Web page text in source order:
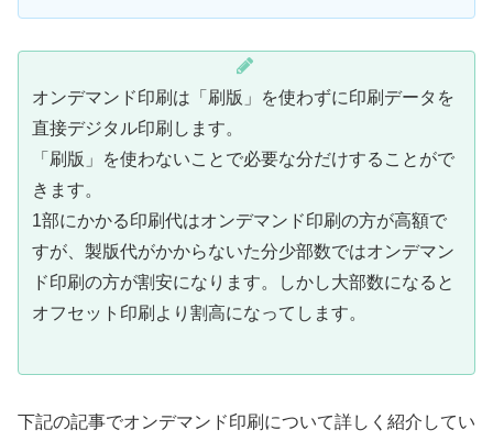
オンデマンド印刷は「刷版」を使わずに印刷データを
直接デジタル印刷します。
「刷版」を使わないことで必要な分だけすることがで
きます。
1部にかかる印刷代はオンデマンド印刷の方が高額で
すが、製版代がかからないた分少部数ではオンデマン
ド印刷の方が割安になります。しかし大部数になると
オフセット印刷より割高になってします。
下記の記事でオンデマンド印刷について詳しく紹介してい